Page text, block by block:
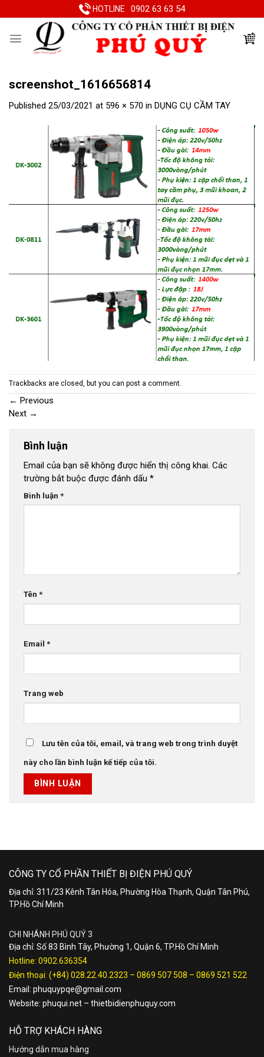
to
HOTLINE 0902 63 63 54
screenshot_1616656814
Published 25/03/2021 at 596 × 570 in DỤNG CỤ CẦM TAY
Trackbacks are closed, but you can post a comment.
← Previous
Next →
Bình luận
Email của bạn sẽ không được hiển thị công khai. Các
trường bắt buộc được đánh dấu *
Bình luận *
Tên *
Email *
Trang web
Lưu tên của tôi, email, và trang web trong trình duyệt
này cho lần bình luận kế tiếp của tôi.
CÔNG TY CỔ PHẦN THIẾT BỊ ĐIỆN PHÚ QUÝ
Địa chỉ: 311/23 Kênh Tân Hóa, Phường Hòa Thạnh, Quận Tân Phú,
TP.Hồ Chí Minh
CHI NHÁNH PHÚ QUÝ 3
Địa chỉ: Số 83 Bình Tây, Phường 1, Quận 6, TP.Hồ Chí Minh
Hotline: 0902.636354
Điện thoại: (+84) 028.22.40.2323 – 0869 507 508 – 0869 521 522
Email: phuquypqe@gmail.com
Website: phuqui.net – thietbidienphuquy.com
HỖ TRỢ KHÁCH HÀNG
Hướng dẫn mua hàng